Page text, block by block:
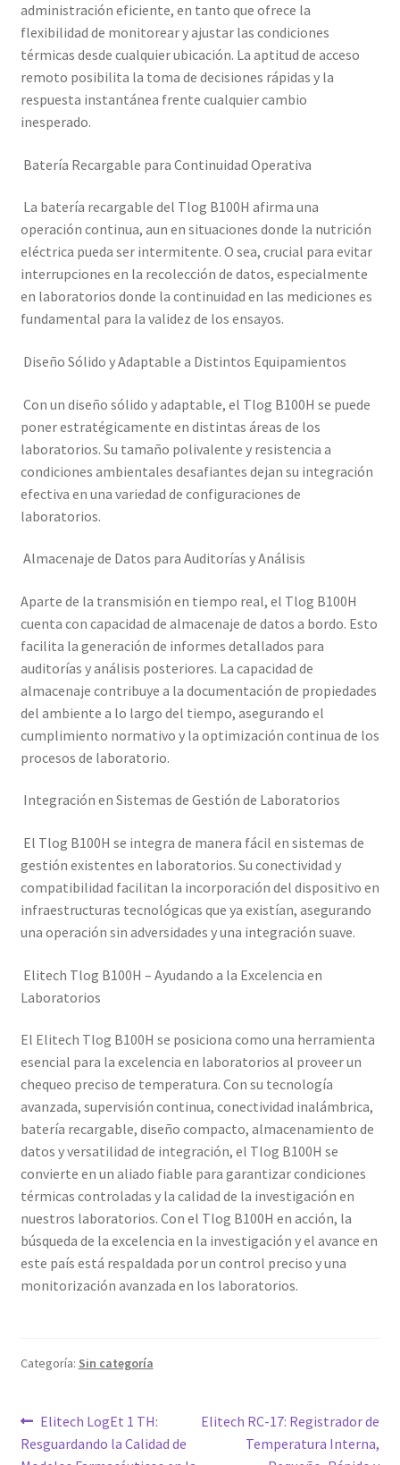
administración eficiente, en tanto que ofrece la
flexibilidad de monitorear y ajustar las condiciones
térmicas desde cualquier ubicación. La aptitud de acceso
remoto posibilita la toma de decisiones rápidas y la
respuesta instantánea frente cualquier cambio
inesperado.
Batería Recargable para Continuidad Operativa
La batería recargable del Tlog B100H afirma una
operación continua, aun en situaciones donde la nutrición
eléctrica pueda ser intermitente. O sea, crucial para evitar
interrupciones en la recolección de datos, especialmente
en laboratorios donde la continuidad en las mediciones es
fundamental para la validez de los ensayos.
Diseño Sólido y Adaptable a Distintos Equipamientos
Con un diseño sólido y adaptable, el Tlog B100H se puede
poner estratégicamente en distintas áreas de los
laboratorios. Su tamaño polivalente y resistencia a
condiciones ambientales desafiantes dejan su integración
efectiva en una variedad de configuraciones de
laboratorios.
Almacenaje de Datos para Auditorías y Análisis
Aparte de la transmisión en tiempo real, el Tlog B100H
cuenta con capacidad de almacenaje de datos a bordo. Esto
facilita la generación de informes detallados para
auditorías y análisis posteriores. La capacidad de
almacenaje contribuye a la documentación de propiedades
del ambiente a lo largo del tiempo, asegurando el
cumplimiento normativo y la optimización continua de los
procesos de laboratorio.
Integración en Sistemas de Gestión de Laboratorios
El Tlog B100H se integra de manera fácil en sistemas de
gestión existentes en laboratorios. Su conectividad y
compatibilidad facilitan la incorporación del dispositivo en
infraestructuras tecnológicas que ya existían, asegurando
una operación sin adversidades y una integración suave.
Elitech Tlog B100H – Ayudando a la Excelencia en
Laboratorios
El Elitech Tlog B100H se posiciona como una herramienta
esencial para la excelencia en laboratorios al proveer un
chequeo preciso de temperatura. Con su tecnología
avanzada, supervisión continua, conectividad inalámbrica,
batería recargable, diseño compacto, almacenamiento de
datos y versatilidad de integración, el Tlog B100H se
convierte en un aliado fiable para garantizar condiciones
térmicas controladas y la calidad de la investigación en
nuestros laboratorios. Con el Tlog B100H en acción, la
búsqueda de la excelencia en la investigación y el avance en
este país está respaldada por un control preciso y una
monitorización avanzada en los laboratorios.
Categoría: Sin categoría
Navegación
Entrada
anterior:
Elitech LogEt 1 TH:
Resguardando la Calidad de
Siguiente
entrada:
Elitech RC-17: Registrador de
Temperatura Interna,